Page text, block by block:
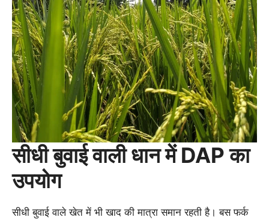
सीधी बुवाई वाली धान में DAP का
उपयोग
सीधी बुवाई वाले खेत में भी खाद की मात्रा समान रहती है। बस फर्क